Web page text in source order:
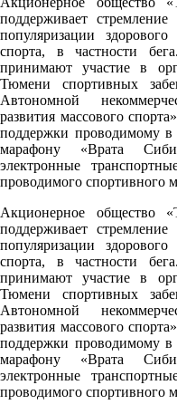
поддерживает
популяризации
спорта, в частности
принимают участие в
Тюмени спортивных
Автономной
развития массового
поддержки проводимому
марафону «Врата
электронные
проводимого спортивного
Акционерное общество
поддерживает
популяризации
спорта, в частности
принимают участие в
Тюмени спортивных
Автономной
развития массового
поддержки проводимому
марафону «Врата
электронные
проводимого спортивного